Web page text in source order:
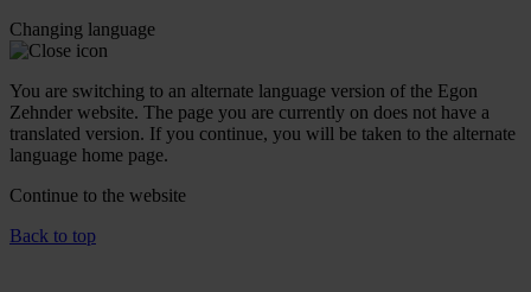
Changing language
You are switching to an alternate language version of the Egon
Zehnder website. The page you are currently on does not have a
translated version. If you continue, you will be taken to the alternate
language home page.
Continue to the website
Back to top